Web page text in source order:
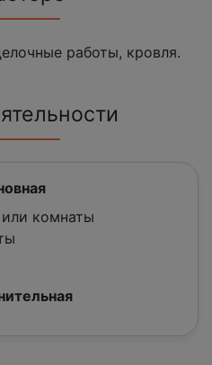
работы, кровля.
комнаты